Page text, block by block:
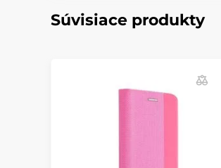
Súvisiace produkty